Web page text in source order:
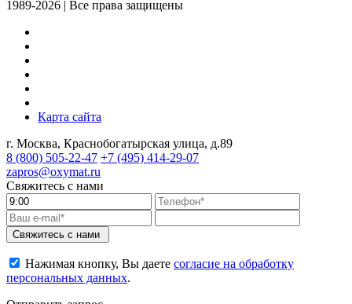
1989-2026 | Все права защищены
Карта сайта
г. Москва, Краснобогатырская улица, д.89
8 (800) 505-22-47 +7 (495) 414-29-07
zapros@oxymat.ru
Свяжитесь с нами
Свяжитесь с нами
Нажимая кнопку, Вы даете согласие на обработку
персональных данных.